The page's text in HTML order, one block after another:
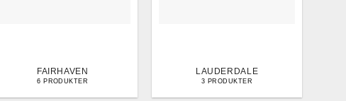
FAIRHAVEN
6 PRODUKTER
LAUDERDALE
3 PRODUKTER